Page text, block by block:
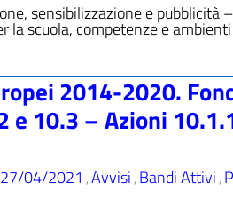
sensibilizzazione e pubblicità
la scuola, competenze e
2014-2020.
e 10.3 – Azioni
04/2021 ,Avvisi, Bandi Attivi,